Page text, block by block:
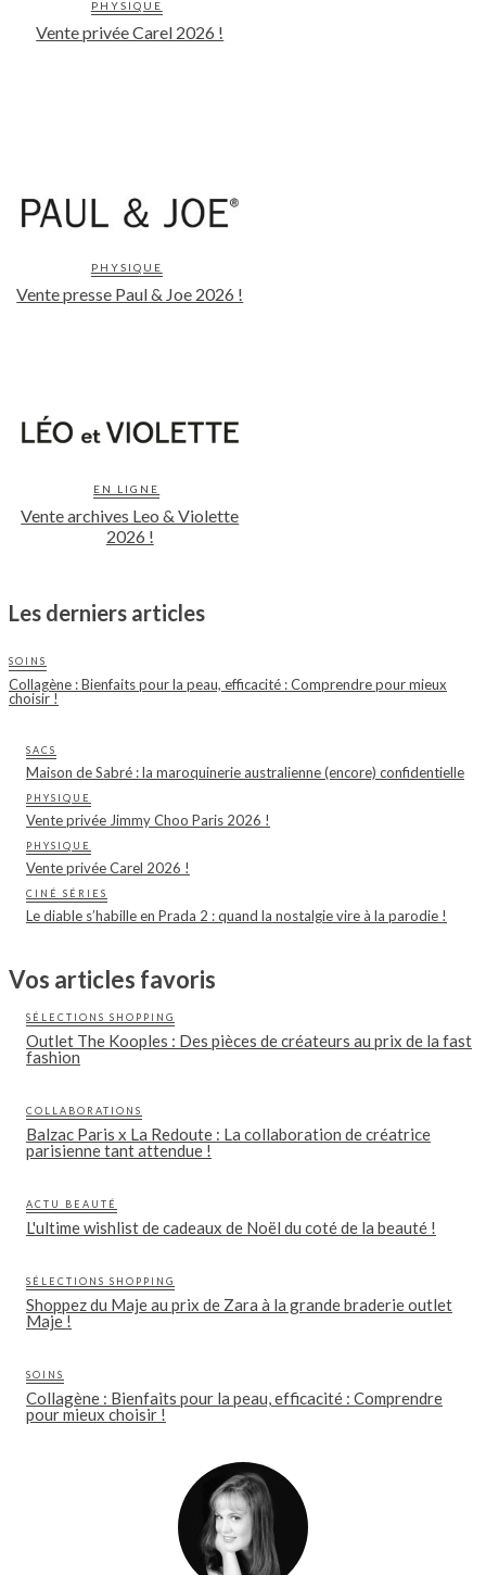
PHYSIQUE
Vente privée Carel 2026 !
PHYSIQUE
Vente presse Paul & Joe 2026 !
EN LIGNE
Vente archives Leo & Violette
2026 !
Les derniers articles
SOINS
Collagène : Bienfaits pour la peau, efficacité : Comprendre pour mieux
choisir !
SACS
Maison de Sabré : la maroquinerie australienne (encore) confidentielle
PHYSIQUE
Vente privée Jimmy Choo Paris 2026 !
PHYSIQUE
Vente privée Carel 2026 !
CINÉ SÉRIES
Le diable s’habille en Prada 2 : quand la nostalgie vire à la parodie !
Vos articles favoris
SÉLECTIONS SHOPPING
Outlet The Kooples : Des pièces de créateurs au prix de la fast
fashion
COLLABORATIONS
Balzac Paris x La Redoute : La collaboration de créatrice
parisienne tant attendue !
ACTU BEAUTÉ
L'ultime wishlist de cadeaux de Noël du coté de la beauté !
SÉLECTIONS SHOPPING
Shoppez du Maje au prix de Zara à la grande braderie outlet
Maje !
SOINS
Collagène : Bienfaits pour la peau, efficacité : Comprendre
pour mieux choisir !